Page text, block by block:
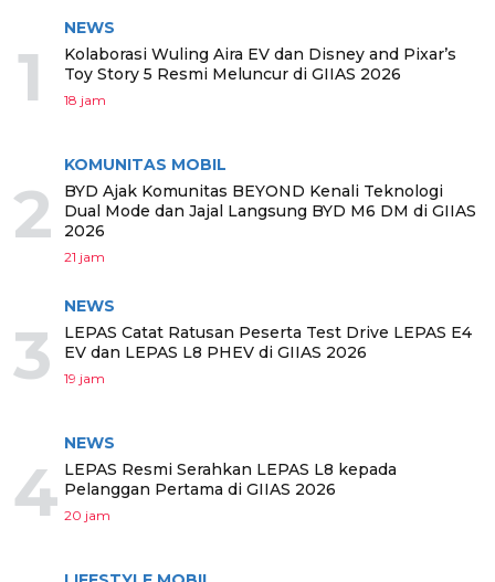
1
NEWS
Kolaborasi Wuling Aira EV dan Disney and Pixar’s
Toy Story 5 Resmi Meluncur di GIIAS 2026
18 jam
2
KOMUNITAS MOBIL
BYD Ajak Komunitas BEYOND Kenali Teknologi
Dual Mode dan Jajal Langsung BYD M6 DM di GIIAS
2026
21 jam
3
NEWS
LEPAS Catat Ratusan Peserta Test Drive LEPAS E4
EV dan LEPAS L8 PHEV di GIIAS 2026
19 jam
4
NEWS
LEPAS Resmi Serahkan LEPAS L8 kepada
Pelanggan Pertama di GIIAS 2026
20 jam